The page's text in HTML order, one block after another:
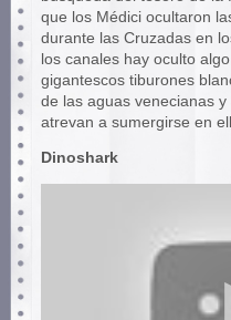
que los Médici ocultaron
durante las Cruzadas en
los canales hay oculto
gigantescos tiburones
de las aguas venecianas
atrevan a sumergirse en
Dinoshark